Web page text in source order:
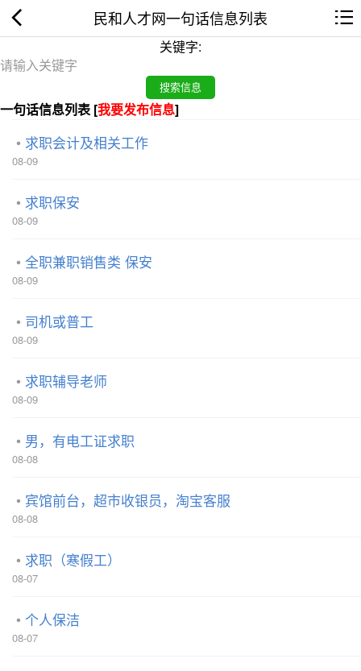
民和人才网一句话信息列表
关键字:
一句话信息列表 [我要发布信息]
求职会计及相关工作
08-09
求职保安
08-09
全职兼职销售类 保安
08-09
司机或普工
08-09
求职辅导老师
08-09
男，有电工证求职
08-08
宾馆前台，超市收银员，淘宝客服
08-08
求职（寒假工）
08-07
个人保洁
08-07